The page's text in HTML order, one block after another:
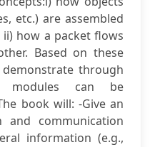
etc.) are assembled
how a packet flows
Based on these
through
modules can be
book will: -Give an
and communication
information (e.g.,